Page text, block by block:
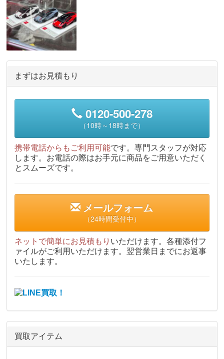
まずはお見積もり
0120-500-278
（10時～18時まで）
携帯電話からもご利用可能です。専門スタッフが対応
します。お電話の際はお手元に商品をご用意いただく
とスムーズです。
メールフォーム
（24時間受付中）
ネットで簡単にお見積もり いただけます。各種添付フ
ァイルがご利用いただけます。翌営業日までにお返事
いたします。
買取アイテム